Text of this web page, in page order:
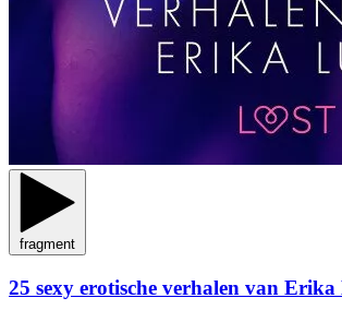
fragment
25 sexy erotische verhalen van